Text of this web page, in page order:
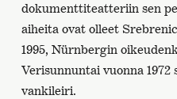
dokumenttiteatteriin sen
aiheita ovat olleet
1995, Nürnbergin
Verisunnuntai vuonna 1972
vankileiri.